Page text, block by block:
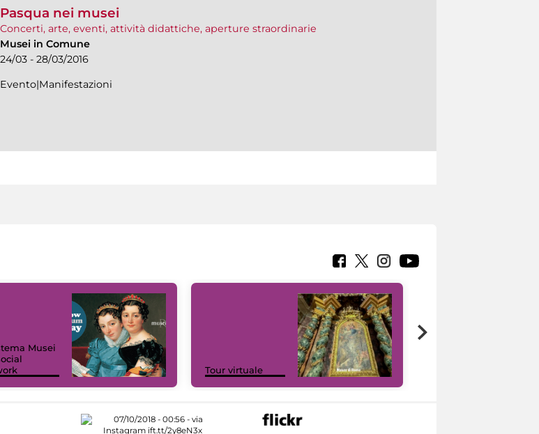
Pasqua nei musei
Concerti, arte, eventi, attività didattiche, aperture straordinarie
Musei in Comune
24/03 - 28/03/2016
Evento|Manifestazioni
Musei
Tour virtuale